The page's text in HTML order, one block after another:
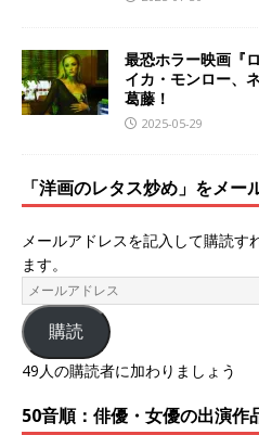
最恐ホラー映画『
イカ・モンロー、
葛藤！
2025-05-29
「洋画のレタス炒め」をメー
メールアドレスを記入して購読す
ます。
購読
49人の購読者に加わりましょう
50音順：俳優・女優の出演作